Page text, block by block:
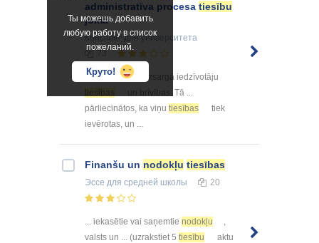
Ты можешь добавить
любую работу в список
пожеланий.
Круто!
administratīva procesa tiesību
joma
Конспект для университета
... : Satversme aizsargā iedzīvotāju
tiesības
un brīvības. Tā ...
pārliecinātos, ka viņu tiesības
tiek
ievērotas, un ...
Finanšu un nodokļu tiesības
Эссе для средней школы 20
... iekasētie vai saņemtie nodokļu
valsts un ... (uzrakstiet 5 tiesību
aktu